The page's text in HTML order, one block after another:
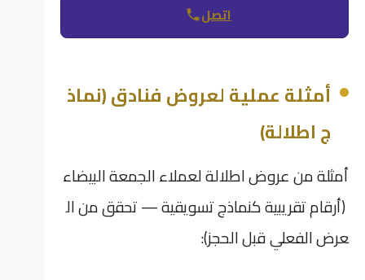
اتصل
أمثلة عملية لعروض فنادق (نماذ
ج اطلالة)
أمثلة من عروض اطلالة لعملاء الجمعة البيضاء
(أرقام تقريبية كنماذج تسويقية — تحقق من ال
عرض الفعلي قبل الحجز):